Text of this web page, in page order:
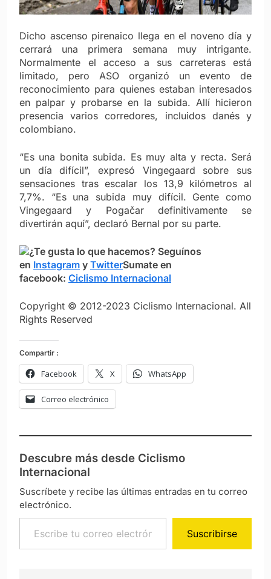
Dicho ascenso pirenaico llega en el noveno día y
cerrará una primera semana muy intrigante.
Normalmente el acceso a sus carreteras está
limitado, pero ASO organizó un evento de
reconocimiento para quienes estaban interesados
en palpar y probarse en la subida. Allí hicieron
presencia varios corredores, incluidos danés y
colombiano.
“Es una bonita subida. Es muy alta y recta. Será
un día difícil”, expresó Vingegaard sobre sus
sensaciones tras escalar los 13,9 kilómetros al
7,7%. “Es una subida muy difícil. Gente como
Vingegaard y Pogačar definitivamente se
divertirán aquí”, declaró Bernal por su parte.
¿Te gusta lo que hacemos? Seguínos
en Instagram y TwitterSumate en
facebook: Ciclismo Internacional
Copyright © 2012-2023 Ciclismo Internacional. All
Rights Reserved
Compartir :
Facebook X WhatsApp
Correo electrónico
Descubre más desde Ciclismo
Internacional
Suscríbete y recibe las últimas entradas en tu correo
electrónico.
Escribe tu correo electrónico…
Suscribirse